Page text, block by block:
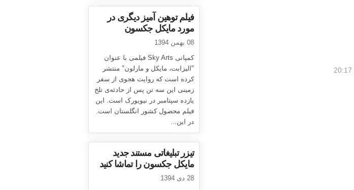
فیلم توهین آمیز دیگری در
مورد مایکل جکسون
08 بهمن 1394
کمپانی Sky Arts فیلمی با عنوان
"الیزابت، مایکل و مارلون" منتشر
کرده است که روایت هجوی از سفر
زمینی این سه تن پس از حادثه‌ی تلخ
یازده سپتامبر در نیویورک است. این
فیلم محصول کشور انگلستان است.
در این...
تیزر تبلیغاتی مستند جدید
مایکل جکسون را تماشا کنید
28 دی 1394